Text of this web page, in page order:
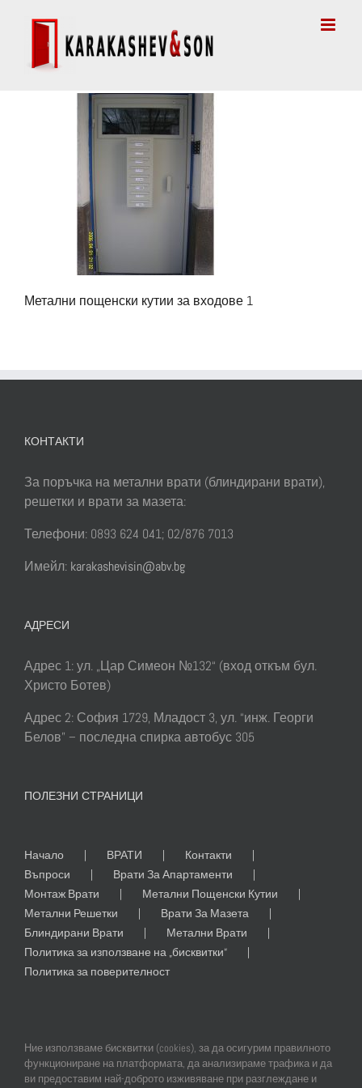
Метални пощенски кутии за входове 1
КОНТАКТИ
За поръчка на метални врати (блиндирани врати),
решетки и врати за мазета:
Телефони: 0893 624 041; 02/876 7013
Имейл: karakashevisin@abv.bg
АДРЕСИ
Адрес 1: ул. „Цар Симеон №132“ (вход откъм бул.
Христо Ботев)
Адрес 2: София 1729, Младост 3, ул. “инж. Георги
Белов” – последна спирка автобус 305
ПОЛЕЗНИ СТРАНИЦИ
Начало ВРАТИ
Контакти
Въпроси
Врати За Апартаменти
Монтаж Врати
Метални Пощенски Кутии
Метални Решетки
Врати За Мазета
Блиндирани Врати
Метални Врати
Политика за използване на „бисквитки“
Политика за поверителност
Ние използваме бисквитки (cookies), за да осигурим правилното
функциониране на платформата, да анализираме трафика и да
ви предоставим най-доброто изживяване при разглеждане и